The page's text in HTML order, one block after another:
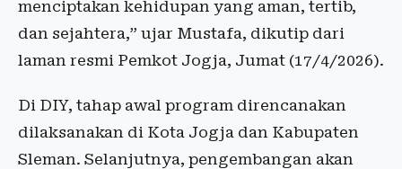
menciptakan kehidupan yang aman, tertib,
dan sejahtera,” ujar Mustafa, dikutip dari
laman resmi Pemkot Jogja, Jumat (17/4/2026).
Di DIY, tahap awal program direncanakan
dilaksanakan di Kota Jogja dan Kabupaten
Sleman. Selanjutnya, pengembangan akan